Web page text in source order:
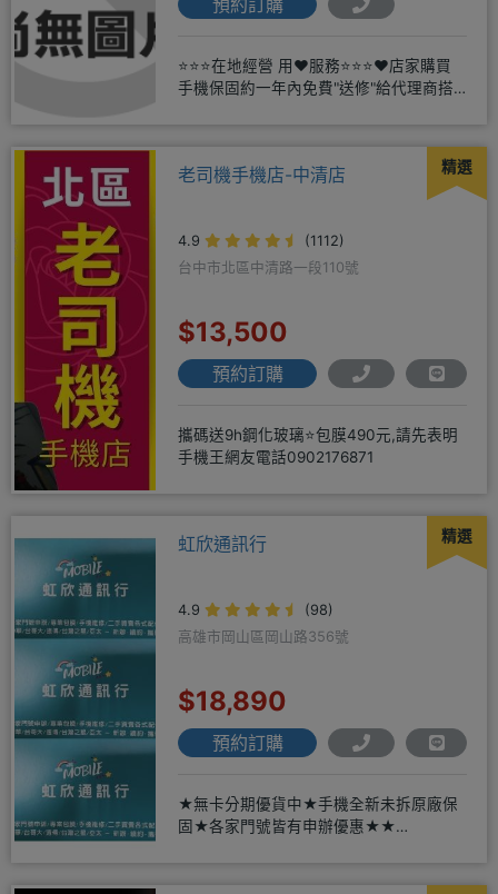
預約訂購
⭐⭐⭐在地經營 用❤️服務⭐⭐⭐❤️店家購買
手機保固約一年內免費"送修"給代理商搭
精選
老司機手機店-中清店
4.9
(1112)
台中市北區中清路一段110號
$13,500
預約訂購
攜碼送9h鋼化玻璃⭐包膜490元,請先表明
手機王網友電話0902176871
精選
虹欣通訊行
4.9
(98)
高雄市岡山區岡山路356號
$18,890
預約訂購
★無卡分期優貨中★手機全新未拆原廠保
固★各家門號皆有申辦優惠★★